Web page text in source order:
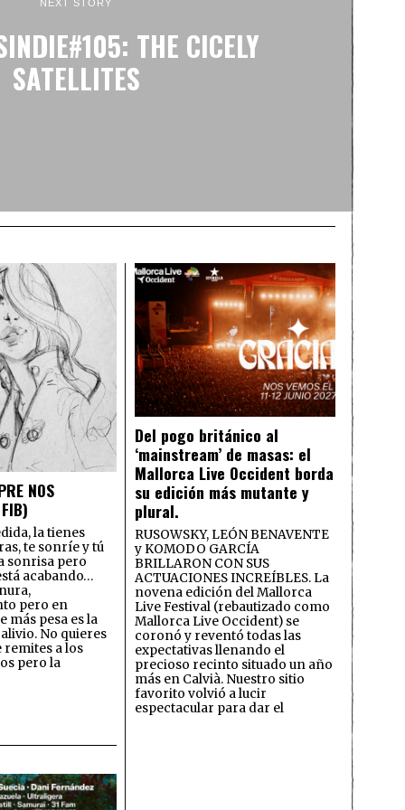
NEXT STORY
THE CICELY
SATELLITES
NOS
la tienes
te sonríe y tú
sonrisa pero
acabando…
pero en
más pesa es la
No quieres
remites a los
pero la
Del pogo británico al
‘mainstream’ de masas: el
Mallorca Live Occident borda
su edición más mutante y
plural.
RUSOWSKY, LEÓN BENAVENTE
y KOMODO GARCÍA
BRILLARON CON SUS
ACTUACIONES INCREÍBLES. La
novena edición del Mallorca
Live Festival (rebautizado como
Mallorca Live Occident) se
coronó y reventó todas las
expectativas llenando el
precioso recinto situado un año
más en Calvià. Nuestro sitio
favorito volvió a lucir
espectacular para dar el